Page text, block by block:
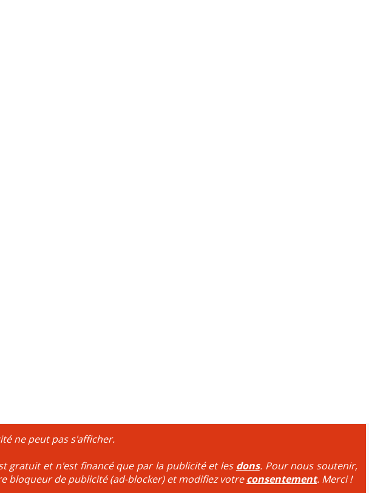
ne peut pas s'afficher.
gratuit et n'est financé que par la publicité et les dons. Pour nous soutenir,
bloqueur de publicité (ad-blocker) et modifiez votreconsentement. Merci !